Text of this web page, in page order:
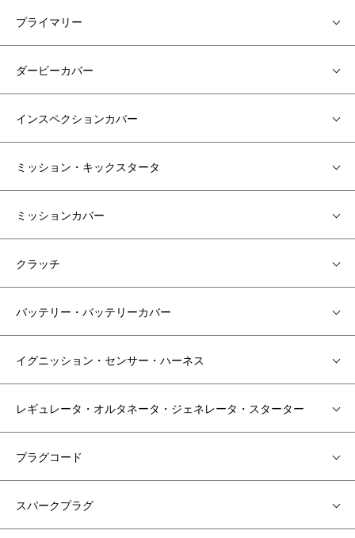
プライマリー
ダービーカバー
インスペクションカバー
ミッション・キックスタータ
ミッションカバー
クラッチ
バッテリー・バッテリーカバー
イグニッション・センサー・ハーネス
レギュレータ・オルタネータ・ジェネレータ・スターター
プラグコード
スパークプラグ